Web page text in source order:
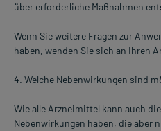
über erforderliche Maßnahmen
Wenn Sie weitere Fragen zur
haben, wenden Sie sich an Ihren
4. Welche Nebenwirkungen sind
Wie alle Arzneimittel kann auch
Nebenwirkungen haben, die aber